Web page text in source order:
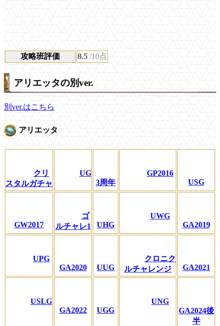
攻略班評価 8.5 /10点
アリエッタの別ver.
別ver.はこちら
アリエッタ
クリ
スタルガチャ
UG
3周年
GP2016
USG
GW2017
ゴ
ルチャレ1
UHG
UWG
GA2019
UPG
GA2020
UUG
クロニク
ルチャレンジ
GA2021
USLG
GA2022
UGG
UNG
GA2024後
半